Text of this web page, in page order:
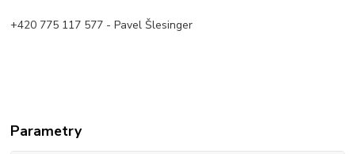
+420 775 117 577 - Pavel Šlesinger
Parametry